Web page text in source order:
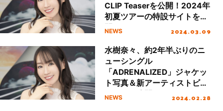
CLIP Teaserを公開！2024年
初夏ツアーの特設サイトを公
開！
NEWS 2024.03.09
水樹奈々、約2年半ぶりのニ
ューシングル
「ADRENALIZED」ジャケッ
ト写真＆新アーティストビジ
ュアルを公開！
NEWS 2024.02.28